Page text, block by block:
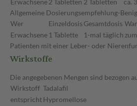
Erwachsene2 Tabletten 2 Tabletten
ca.
Allgemeine Dosierungsempfehlung-
Wer
Einzeldosis Gesamtdosis
Erwachsene 1 Tablette 1-mal täglich
Patienten mit einer Leber- oder
Wirkstoffe
Die angegebenen Mengen sind bezogen
Wirkstoff Tadalafil
entsprichtHypromellose